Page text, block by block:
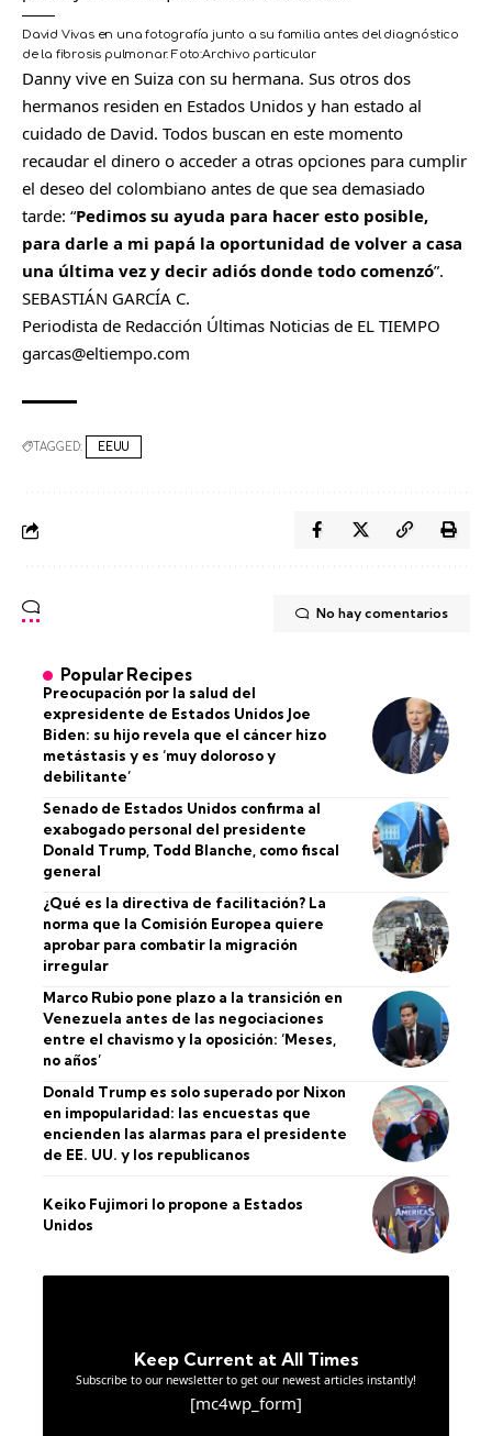
David Vivas en una fotografía junto a su familia antes del diagnóstico
de la fibrosis pulmonar. Foto:Archivo particular
Danny vive en Suiza con su hermana. Sus otros dos
hermanos residen en Estados Unidos y han estado al
cuidado de David. Todos buscan en este momento
recaudar el dinero o acceder a otras opciones para cumplir
el deseo del colombiano antes de que sea demasiado
tarde: “Pedimos su ayuda para hacer esto posible,
para darle a mi papá la oportunidad de volver a casa
una última vez y decir adiós donde todo comenzó”.
SEBASTIÁN GARCÍA C.
Periodista de Redacción Últimas Noticias de EL TIEMPO
garcas@eltiempo.com
TAGGED: EEUU
No hay comentarios
Popular Recipes
Preocupación por la salud del
expresidente de Estados Unidos Joe
Biden: su hijo revela que el cáncer hizo
metástasis y es ‘muy doloroso y
debilitante’
Senado de Estados Unidos confirma al
exabogado personal del presidente
Donald Trump, Todd Blanche, como fiscal
general
¿Qué es la directiva de facilitación? La
norma que la Comisión Europea quiere
aprobar para combatir la migración
irregular
Marco Rubio pone plazo a la transición en
Venezuela antes de las negociaciones
entre el chavismo y la oposición: ‘Meses,
no años’
Donald Trump es solo superado por Nixon
en impopularidad: las encuestas que
encienden las alarmas para el presidente
de EE. UU. y los republicanos
Keiko Fujimori lo propone a Estados
Unidos
Keep Current at All Times
Subscribe to our newsletter to get our newest articles instantly!
[mc4wp_form]